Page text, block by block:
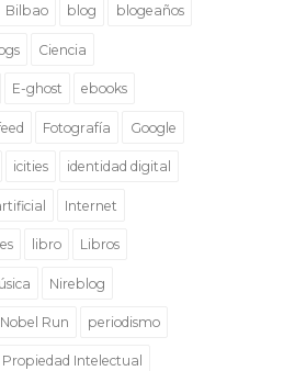
Bilbao blog blogeaños
Ciencia
E-ghost ebooks
Fotografía Google
icities identidad digital
Internet
libro Libros
Nireblog
Nobel Run periodismo
Propiedad Intelectual